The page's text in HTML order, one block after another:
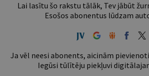
Lai lasītu šo rakstu tālāk, Tev jābūt
Esošos abonentus lūdzam
Ja vēl neesi abonents, aicinām
Iegūsi tūlītēju piekļuvi